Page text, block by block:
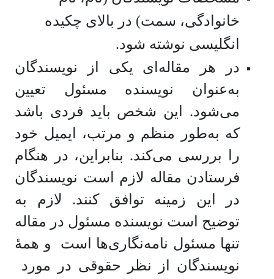
‏خانوادگی، سمت) در بالای چکیده
انگلیسی نوشته شود.
در هر مقاله‌ای یکی از نویسندگان
به‌عنوان نویسنده مسئول تعیین
می‌شود. این شخص باید فردی باشد
که به‌طور منظم و مرتب، ایمیل خود
را بررسی می‌کند. بنابراین، در هنگام
فرستادن مقاله لازم است نویسندگان
در این زمینه توافق کنند. لازم به
توضیح است نویسنده مسئول در مقاله
تنها مسئول نامه‌نگاری‌ها است و همۀ
نویسندگان از نظر حقوقی در مورد